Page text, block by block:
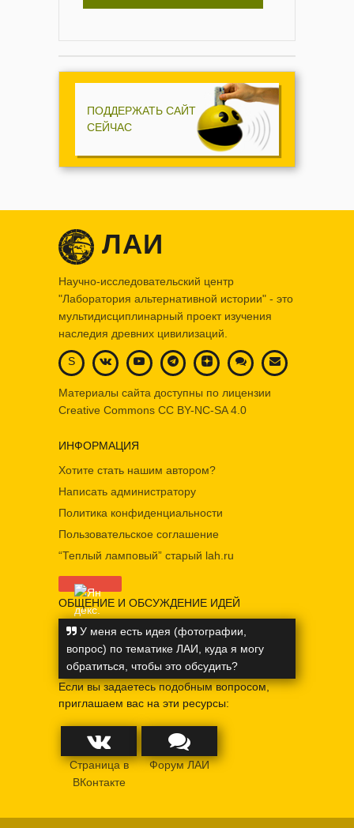
ПОДДЕРЖАТЬ САЙТ
СЕЙЧАС
ЛАИ
Научно-исследовательский центр
"Лаборатория альтернативной истории" - это
мультидисциплинарный проект изучения
наследия древних цивилизаций.
S
Материалы сайта доступны по лицензии
Creative Commons CC BY-NC-SA 4.0
ИНФОРМАЦИЯ
Хотите стать нашим автором?
Написать администратору
Политика конфиденциальности
Пользовательское соглашение
“Теплый ламповый” старый lah.ru
ОБЩЕНИЕ И ОБСУЖДЕНИЕ ИДЕЙ
У меня есть идея (фотографии,
вопрос) по тематике ЛАИ, куда я могу
обратиться, чтобы это обсудить?
Если вы задаетесь подобным вопросом,
приглашаем вас на эти ресурсы:
Страница в
ВКонтакте
Форум ЛАИ